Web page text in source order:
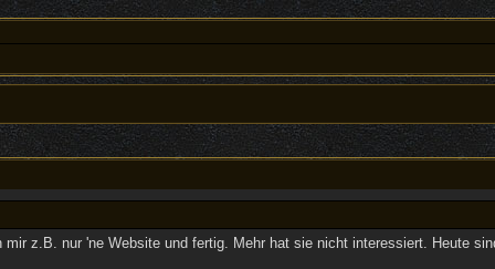
z.B. nur 'ne Website und fertig. Mehr hat sie nicht interessiert.